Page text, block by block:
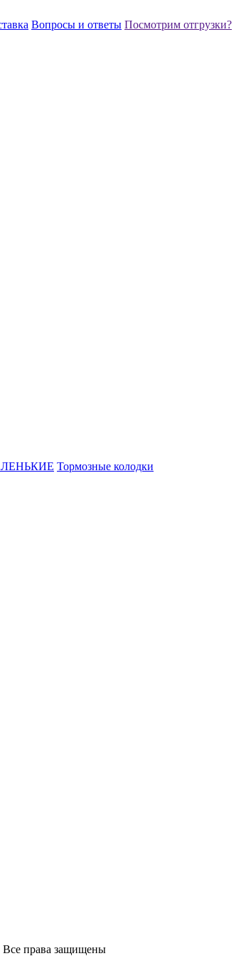
Вопросы и ответы Посмотрим отгрузки?
Тормозные колодки
права защищены